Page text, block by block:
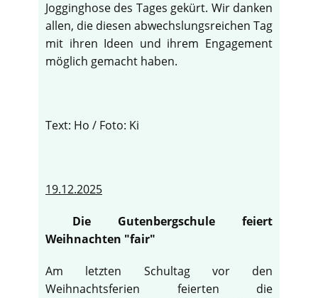
Jogginghose des Tages gekürt. Wir danken
allen, die diesen abwechslungsreichen Tag
mit ihren Ideen und ihrem Engagement
möglich gemacht haben.
Text: Ho / Foto: Ki
19.12.2025
Die Gutenbergschule feiert
Weihnachten "fair"
Am letzten Schultag vor den
Weihnachtsferien feierten die